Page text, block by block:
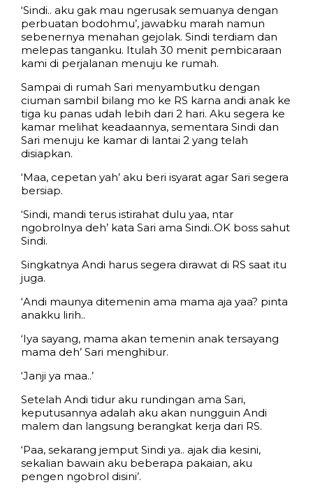
‘Sindi.. aku gak mau ngerusak semuanya dengan
perbuatan bodohmu’, jawabku marah namun
sebenernya menahan gejolak. Sindi terdiam dan
melepas tanganku. Itulah 30 menit pembicaraan
kami di perjalanan menuju ke rumah.
Sampai di rumah Sari menyambutku dengan
ciuman sambil bilang mo ke RS karna andi anak ke
tiga ku panas udah lebih dari 2 hari. Aku segera ke
kamar melihat keadaannya, sementara Sindi dan
Sari menuju ke kamar di lantai 2 yang telah
disiapkan.
‘Maa, cepetan yah’ aku beri isyarat agar Sari segera
bersiap.
‘Sindi, mandi terus istirahat dulu yaa, ntar
ngobrolnya deh’ kata Sari ama Sindi..OK boss sahut
Sindi.
Singkatnya Andi harus segera dirawat di RS saat itu
juga.
‘Andi maunya ditemenin ama mama aja yaa? pinta
anakku lirih..
‘Iya sayang, mama akan temenin anak tersayang
mama deh’ Sari menghibur.
‘Janji ya maa..’
Setelah Andi tidur aku rundingan ama Sari,
keputusannya adalah aku akan nungguin Andi
malem dan langsung berangkat kerja dari RS.
‘Paa, sekarang jemput Sindi ya.. ajak dia kesini,
sekalian bawain aku beberapa pakaian, aku
pengen ngobrol disini’.